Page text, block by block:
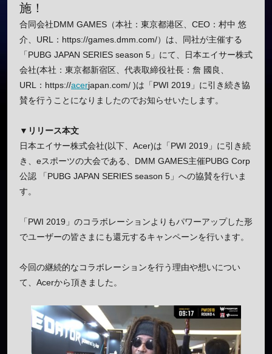
施！
合同会社DMM GAMES（本社：東京都港区、CEO：村中 悠
介、URL：https://games.dmm.com/）は、同社が主催する
「PUBG JAPAN SERIES season 5」にて、日本エイサー株式
会社(本社：東京都新宿区、代表取締役社長：詹 國良、
URL：https://acerjapan.com/ )は「PWI 2019」に引き続き協
賛を行うことになりましたのでお知らせいたします。
▼リリース本文
日本エイサー株式会社(以下、Acer)は「PWI 2019」に引き続
き、eスポーツの大会である、DMM GAMES主催PUBG Corp
公認 「PUBG JAPAN SERIES season 5」への協賛を行いま
す。
「PWI 2019」のコラボレーションよりもパワーアップした形
でユーザーの皆さまにも還元するキャンペーンを行います。
今回の継続的なコラボレーションを行う理由や想いについ
て、Acerから頂きました。